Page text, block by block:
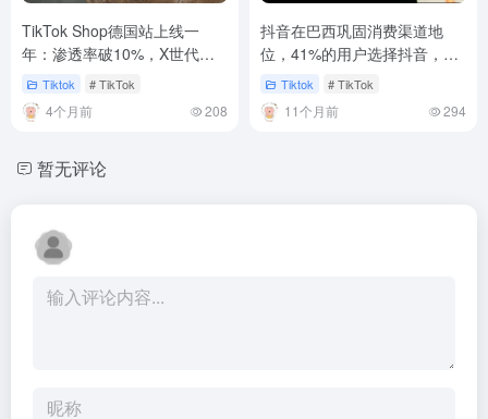
TikTok Shop德国站上线一
年：渗透率破10%，X世代成
消费主力
Tiktok # TikTok
4个月前 208
抖音在巴西巩固消费渠道地
位，41%的用户选择抖音，
40%选择Instagram，11%选
择YouTube Shorts
Tiktok # TikTok
11个月前 294
暂无评论